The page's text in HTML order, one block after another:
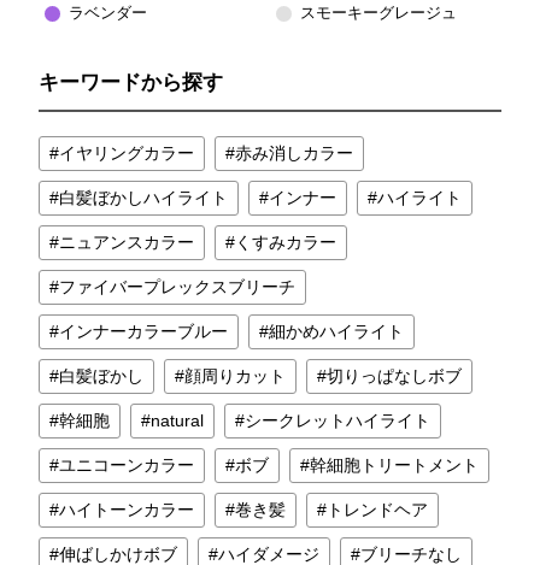
ラベンダー スモーキーグレージュ
キーワードから探す
イヤリングカラー 赤み消しカラー
白髪ぼかしハイライト インナー ハイライト
ニュアンスカラー くすみカラー
ファイバープレックスブリーチ
インナーカラーブルー 細かめハイライト
白髪ぼかし 顔周りカット 切りっぱなしボブ
幹細胞 natural シークレットハイライト
ユニコーンカラー ボブ 幹細胞トリートメント
ハイトーンカラー 巻き髪 トレンドヘア
伸ばしかけボブ ハイダメージ ブリーチなし